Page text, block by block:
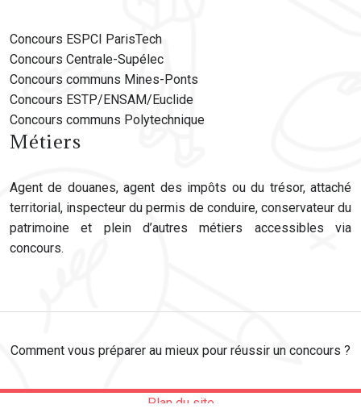
Concours ESPCI ParisTech
Concours Centrale-Supélec
Concours communs Mines-Ponts
Concours ESTP/ENSAM/Euclide
Concours communs Polytechnique
Métiers
Agent de douanes, agent des impôts ou du trésor, attaché
territorial, inspecteur du permis de conduire, conservateur du
patrimoine et plein d’autres métiers accessibles via
concours.
Comment vous préparer au mieux pour réussir un concours ?
Plan du site